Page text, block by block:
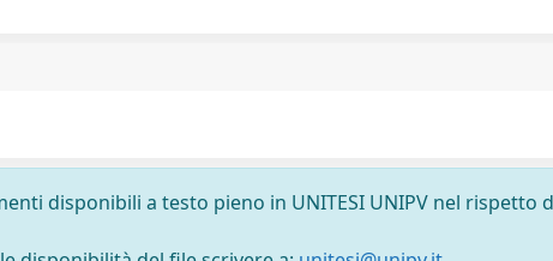
disponibili a testo pieno in UNITESI UNIPV nel rispetto